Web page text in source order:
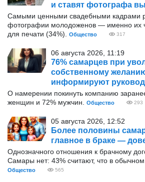
и ставят фотографа
Самыми ценными свадебными кадрами
фотографии молодоженов — именно их
для печати (34%).
Общество 317
06 августа 2026, 11:19
76% самарцев при
собственному
информируют
О намерении покинуть компанию
женщин и 72% мужчин.
Общество 293
05 августа 2026, 12:52
Более половины
главное в браке —
Однозначного отношения к брачному
Самары нет: 43% считают, что в
Общество 565